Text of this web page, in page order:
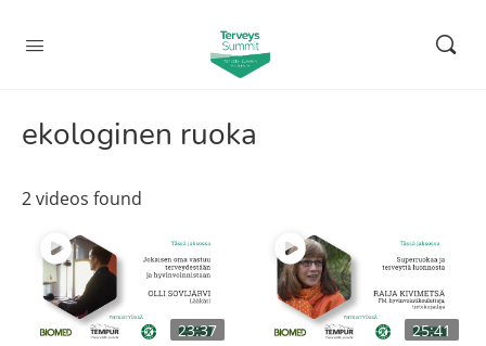
ekologinen ruoka
2 videos found
23:37 25:41